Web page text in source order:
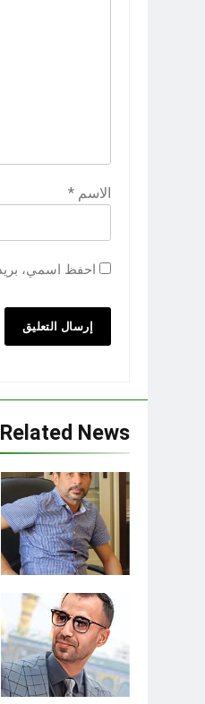
الاسم *
احفظ اسمي،
Related News